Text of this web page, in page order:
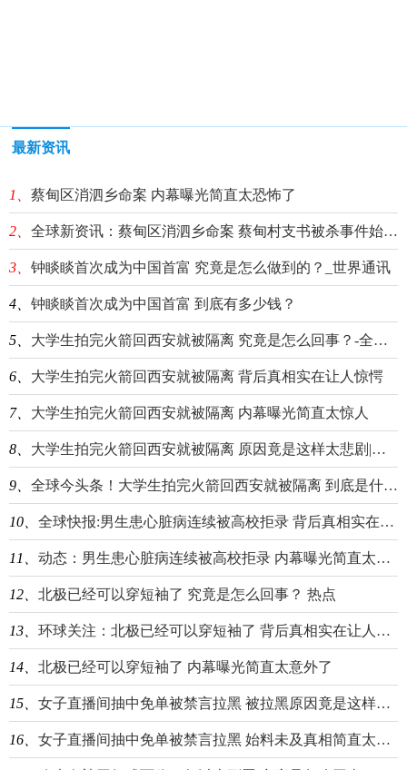
最新资讯
1、 蔡甸区消泗乡命案 内幕曝光简直太恐怖了
2、 全球新资讯：蔡甸区消泗乡命案 蔡甸村支书被杀事件始末2021最新消息进展
3、 钟睒睒首次成为中国首富 究竟是怎么做到的？_世界通讯
4、 钟睒睒首次成为中国首富 到底有多少钱？
5、 大学生拍完火箭回西安就被隔离 究竟是怎么回事？-全球热头条
6、 大学生拍完火箭回西安就被隔离 背后真相实在让人惊愕
7、 大学生拍完火箭回西安就被隔离 内幕曝光简直太惊人
8、 大学生拍完火箭回西安就被隔离 原因竟是这样太悲剧|世界时讯
9、 全球今头条！大学生拍完火箭回西安就被隔离 到底是什么情况？
10、 全球快报:男生患心脏病连续被高校拒录 背后真相实在让人惊愕
11、 动态：男生患心脏病连续被高校拒录 内幕曝光简直太意外了
12、 北极已经可以穿短袖了 究竟是怎么回事？ 热点
13、 环球关注：北极已经可以穿短袖了 背后真相实在让人惊愕
14、 北极已经可以穿短袖了 内幕曝光简直太意外了
15、 女子直播间抽中免单被禁言拉黑 被拉黑原因竟是这样让人气愤-当前简讯
16、 女子直播间抽中免单被禁言拉黑 始料未及真相简直太令人震惊-全球微动态